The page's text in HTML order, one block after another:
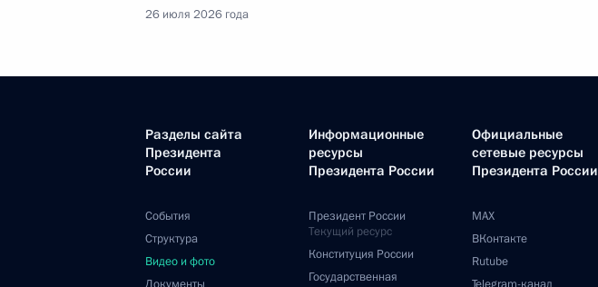
26 июля 2026 года
Разделы сайта
Президента
России
События
Структура
Видео и фото
Информационные
ресурсы
Президента России
Президент России
Текущий ресурс
Конституция России
Государственная
Официальные
сетевые ресурсы
Президента России
MAX
ВКонтакте
Rutube